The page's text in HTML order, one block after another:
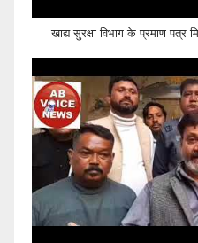
खाद्य सुरक्षा विभाग के प्रमाण